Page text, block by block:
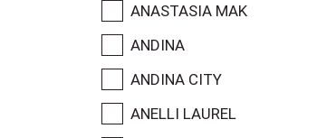
ANASTASIA MAK
ANDINA
ANDINA CITY
ANELLI LAUREL